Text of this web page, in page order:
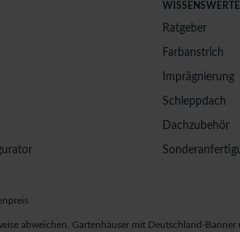
Ratgeber
Farbanstrich
Imprägnierung
Schleppdach
Dachzubehör
abweichen. Gartenhäuser mit Deutschland-